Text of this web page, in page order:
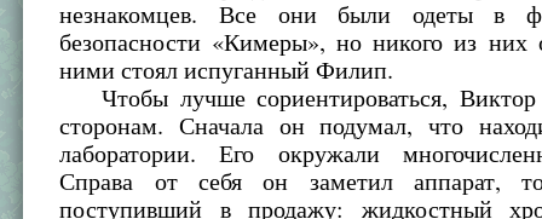
незнакомцев. Все они были одеты в
безопасности «Кимеры», но никого из них
ними стоял испуганный Филип.
Чтобы лучше сориентироваться,
сторонам. Сначала он подумал, что
лаборатории. Его окружали
Справа от себя он заметил аппарат,
поступивший в продажу: жидкостный